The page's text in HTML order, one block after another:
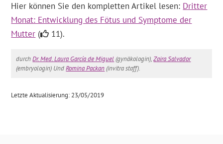
Hier können Sie den kompletten Artikel lesen: Dritter
Monat: Entwicklung des Fötus und Symptome der
Mutter ( 11).
durchDr. Med. Laura García de Miguel(gynäkologin),Zaira Salvador
(embryologin) UndRomina Packan(invitra staff).
Letzte Aktualisierung: 23/05/2019